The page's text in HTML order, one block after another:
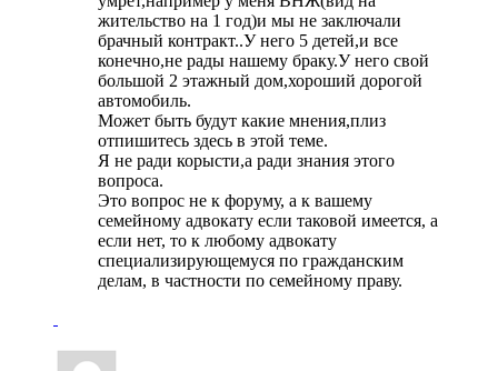
жительство на 1 год)и мы не заключали
брачный контракт..У него 5 детей,и все
конечно,не рады нашему браку.У него свой
большой 2 этажный дом,хороший дорогой
автомобиль.
Может быть будут какие мнения,плиз
отпишитесь здесь в этой теме.
Я не ради корысти,а ради знания этого
вопроса.
Это вопрос не к форуму, а к вашему
семейному адвокату если таковой имеется, а
если нет, то к любому адвокату
специализирующемуся по гражданским
делам, в частности по семейному праву.